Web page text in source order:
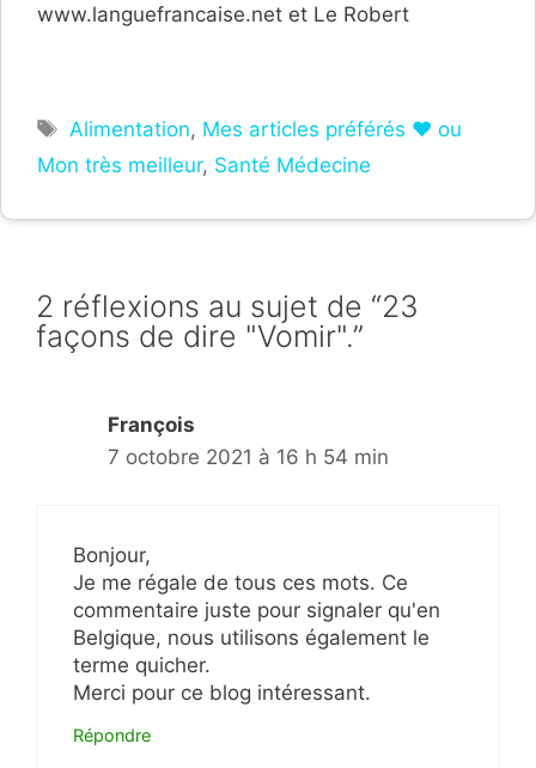
www.languefrancaise.net et Le Robert
Étiquettes
Alimentation, Mes articles préférés ❤ ou
Mon très meilleur, Santé Médecine
2 réflexions au sujet de “23
façons de dire "Vomir".”
François
7 octobre 2021 à 16 h 54 min
Bonjour,
Je me régale de tous ces mots. Ce
commentaire juste pour signaler qu'en
Belgique, nous utilisons également le
terme quicher.
Merci pour ce blog intéressant.
Répondre